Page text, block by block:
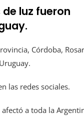
luz fueron
Córdoba,
las redes sociales.
a toda la